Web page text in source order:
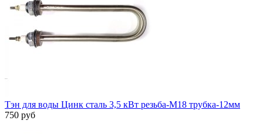
Тэн для воды Цинк сталь 3,5 кВт резьба-М18 трубка-12мм
750 руб